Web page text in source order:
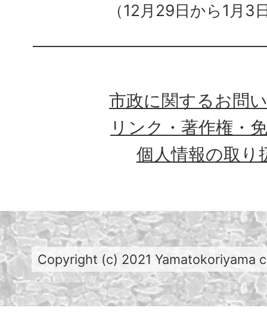
（12月29日から1月3
市政に関するお問
リンク・著作権・
個人情報の取り
Copyright (c) 2021 Yamatokoriyama